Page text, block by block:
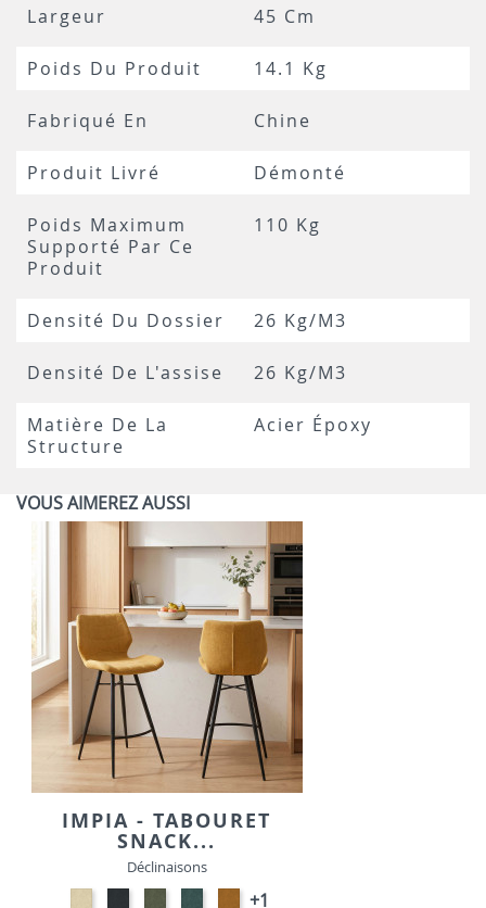
Largeur 45 Cm
Poids Du Produit 14.1 Kg
Fabriqué En Chine
Produit Livré Démonté
Poids Maximum
Supporté Par Ce
Produit
110 Kg
Densité Du Dossier 26 Kg/m3
Densité De L'assise 26 Kg/m3
Matière De La
Structure
Acier Époxy
VOUS AIMEREZ AUSSI
IMPIA - TABOURET
SNACK...
Déclinaisons
PETROL-
GOLD
+1